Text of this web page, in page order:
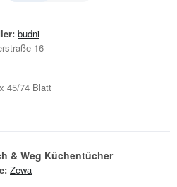
budni
16
45/74 Blatt
& Weg Küchentücher
Zewa